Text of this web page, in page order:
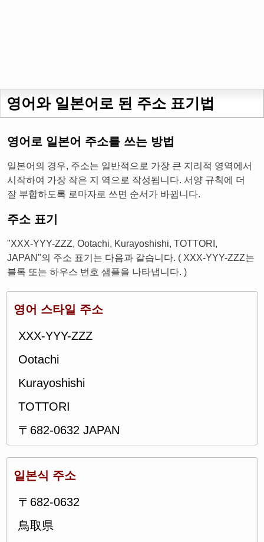
영어와 일본어로 된 주소 표기법
영어로 일본어 주소를 쓰는 방법
일본어의 경우, 주소는 일반적으로 가장 큰 지리적 영역에서
시작하여 가장 작은 지 역으로 작성됩니다. 서양 규칙에 더
잘 부합하도록 로마자로 쓰면 순서가 바뀝니다.
주소 표기
"XXX-YYY-ZZZ, Ootachi, Kurayoshishi, TOTTORI,
JAPAN"의 주소 표기는 다음과 같습니다. ( XXX-YYY-ZZZ는
블록 또는 하우스 번호 샘플을 나타냅니다. )
영어 스타일 주소
XXX-YYY-ZZZ
Ootachi
Kurayoshishi
TOTTORI
〒682-0632 JAPAN
일본식 주소
〒682-0632
鳥取県